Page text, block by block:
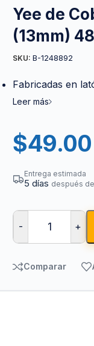
Yee de
(13mm)
SKU: B-1248892
Fabricadas en
Leer más
$49.00
Entrega estimada
5 días después
- +
Comparar